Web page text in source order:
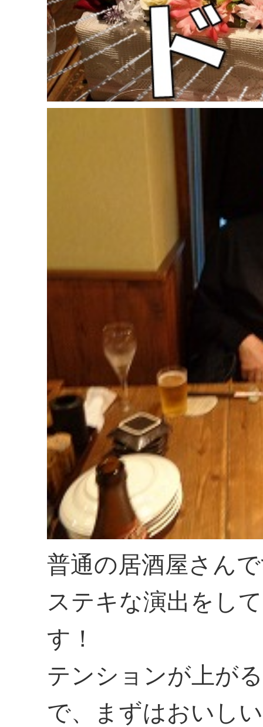
普通の居酒屋さん
ステキな演出をし
す！
テンションが上が
で、まずはおいし